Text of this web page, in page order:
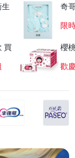
奇
限
買
櫻
歡